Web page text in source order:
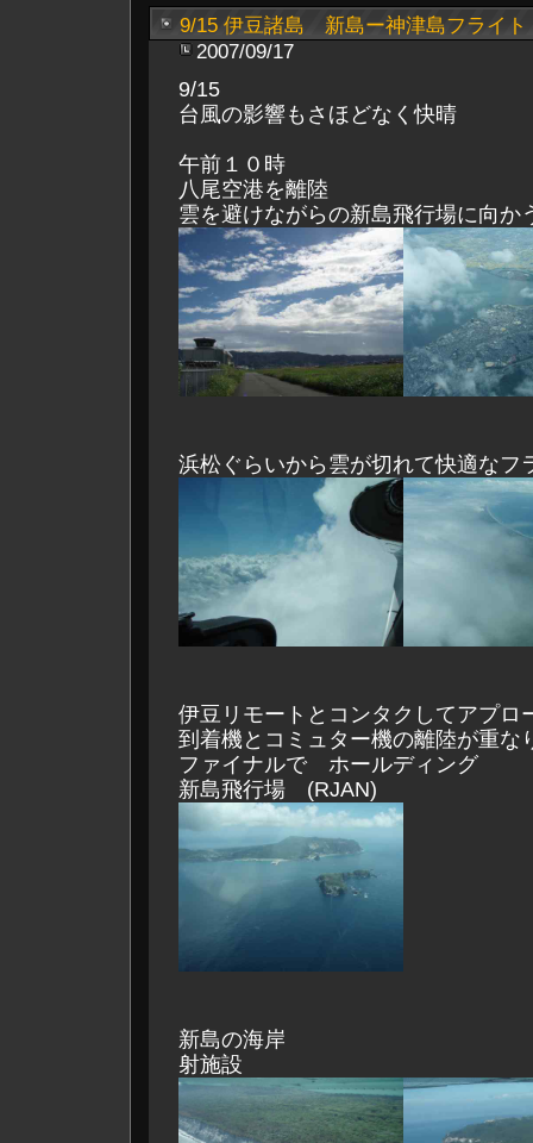
9/15 伊豆諸島 新島ー神津島フライト
2007/09/17
9/15
台風の影響もさほどなく快晴
午前１０時
八尾空港を離陸
雲を避けながらの新島飛行場に向か
浜松ぐらいから雲が切れて快適なフ
伊豆リモートとコンタクしてアプ
到着機とコミュター機の離陸が重な
ファイナルで ホールディング
新島飛行場 (RJAN)
新島の海岸 ミサ
射施設